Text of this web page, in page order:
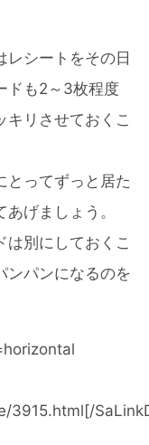
レシートをその日
ドも2～3枚程度
キリさせておくこ
とってずっと居た
げましょう。
は別にしておくこ
ンパンになるのを
3915.html[/